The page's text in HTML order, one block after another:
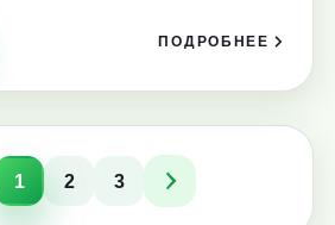
ПОДРОБНЕЕ
1 2 3